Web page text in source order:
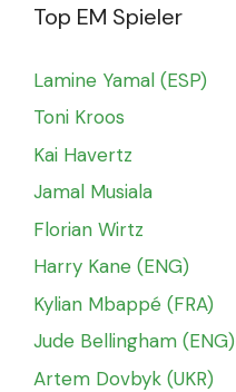
Top EM Spieler
Lamine Yamal (ESP)
Toni Kroos
Kai Havertz
Jamal Musiala
Florian Wirtz
Harry Kane (ENG)
Kylian Mbappé (FRA)
Jude Bellingham (ENG)
Artem Dovbyk (UKR)